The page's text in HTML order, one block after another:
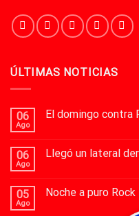
ÚLTIMAS NOTICIAS
06
Ago
El domingo contra
06
Ago
Llegó un lateral
05
Ago
Noche a puro